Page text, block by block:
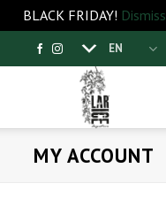
BLACK FRIDAY! Dismiss
EN
MY ACCOUNT